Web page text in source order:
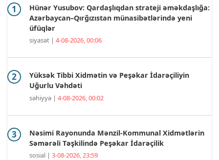
Hünər Yusubov: Qardaşlıqdan strateji əməkdaşlığa:
Azərbaycan–Qırğızıstan münasibətlərində yeni
üfüqlər
siyasət | 4-08-2026, 00:06
Yüksək Tibbi Xidmətin və Peşəkar İdarəçiliyin
Uğurlu Vəhdəti
səhiyyə | 4-08-2026, 00:02
Nəsimi Rayonunda Mənzil-Kommunal Xidmətlərin
Səmərəli Təşkilində Peşəkar İdarəçilik
sosial | 3-08-2026, 23:59